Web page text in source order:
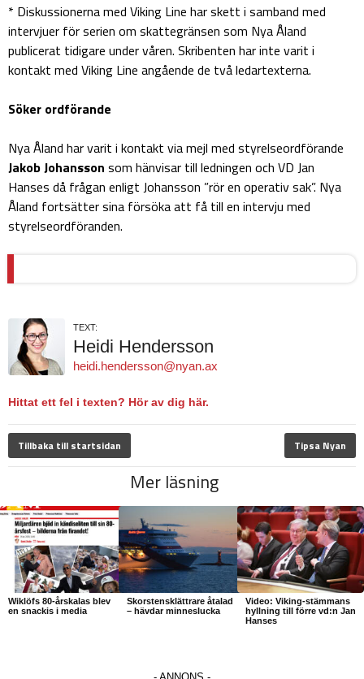
* Diskussionerna med Viking Line har skett i samband med
intervjuer för serien om skattegränsen som Nya Åland
publicerat tidigare under våren. Skribenten har inte varit i
kontakt med Viking Line angående de två ledartexterna.
Söker ordförande
Nya Åland har varit i kontakt via mejl med styrelseordförande
Jakob Johansson som hänvisar till ledningen och VD Jan
Hanses då frågan enligt Johansson ”rör en operativ sak”. Nya
Åland fortsätter sina försöka att få till en intervju med
styrelseordföranden.
TEXT:
Heidi Hendersson
heidi.hendersson@nyan.ax
Hittat ett fel i texten? Hör av dig här.
Tillbaka till startsidan Tipsa Nyan
Mer läsning
Wiklöfs 80-årskalas blev
en snackis i media
Skorstensklättrare åtalad
– hävdar minneslucka
Video: Viking-stämmans
hyllning till förre vd:n Jan
Hanses